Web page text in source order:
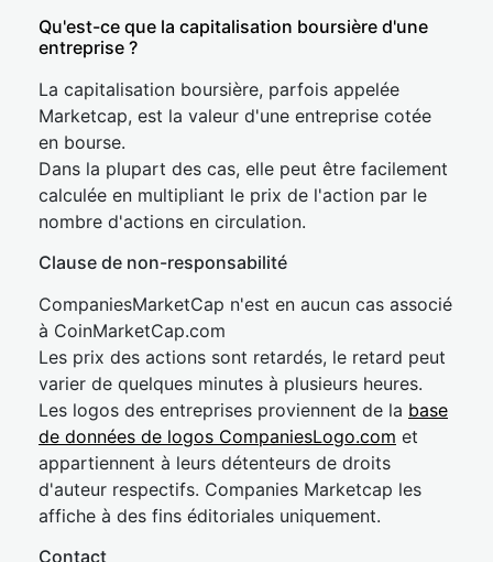
Qu'est-ce que la capitalisation boursière d'une
entreprise ?
La capitalisation boursière, parfois appelée
Marketcap, est la valeur d'une entreprise cotée
en bourse.
Dans la plupart des cas, elle peut être facilement
calculée en multipliant le prix de l'action par le
nombre d'actions en circulation.
Clause de non-responsabilité
CompaniesMarketCap n'est en aucun cas associé
à CoinMarketCap.com
Les prix des actions sont retardés, le retard peut
varier de quelques minutes à plusieurs heures.
Les logos des entreprises proviennent de la base
de données de logos CompaniesLogo.com et
appartiennent à leurs détenteurs de droits
d'auteur respectifs. Companies Marketcap les
affiche à des fins éditoriales uniquement.
Contact